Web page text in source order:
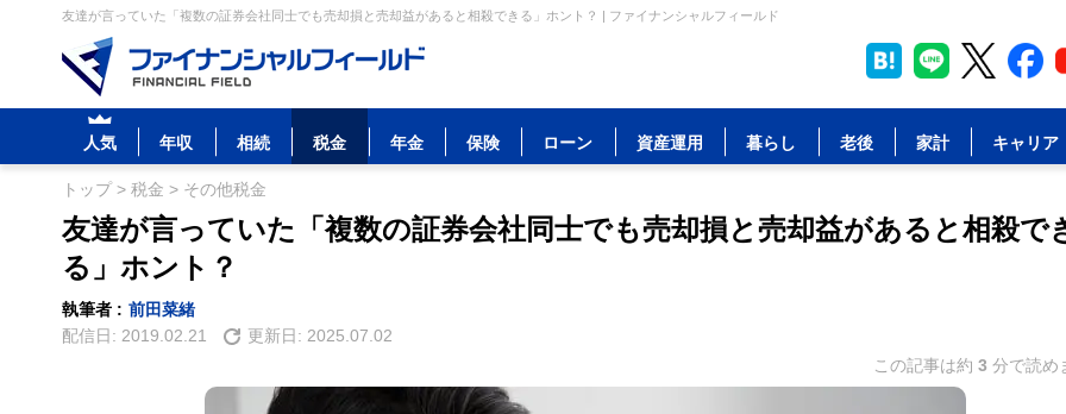
友達が言っていた「複数の証券会社同士でも売却損と売却益があると相殺できる」ホント？ | ファイナンシャルフィールド
人気 年収 相続 税金 年金 保険 ローン 資産運用 暮らし 老後 家計 キャリア
トップ> 税金 > その他税金
友達が言っていた「複数の証券会社同士でも売却損と売却益があると相殺で
る」ホント？
執筆者 : 前田菜緒
配信日: 2019.02.21 更新日: 2025.07.02
この記事は約 3 分で読め